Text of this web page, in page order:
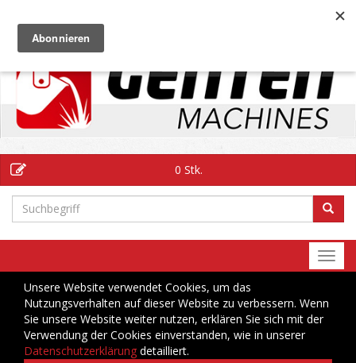
0 Stk.
Unsere Website verwendet Cookies, um das
Nutzungsverhalten auf dieser Website zu verbessern. Wenn
Sie unsere Website weiter nutzen, erklären Sie sich mit der
Verwendung der Cookies einverstanden, wie in unserer
Datenschutzerklärung detailliert.